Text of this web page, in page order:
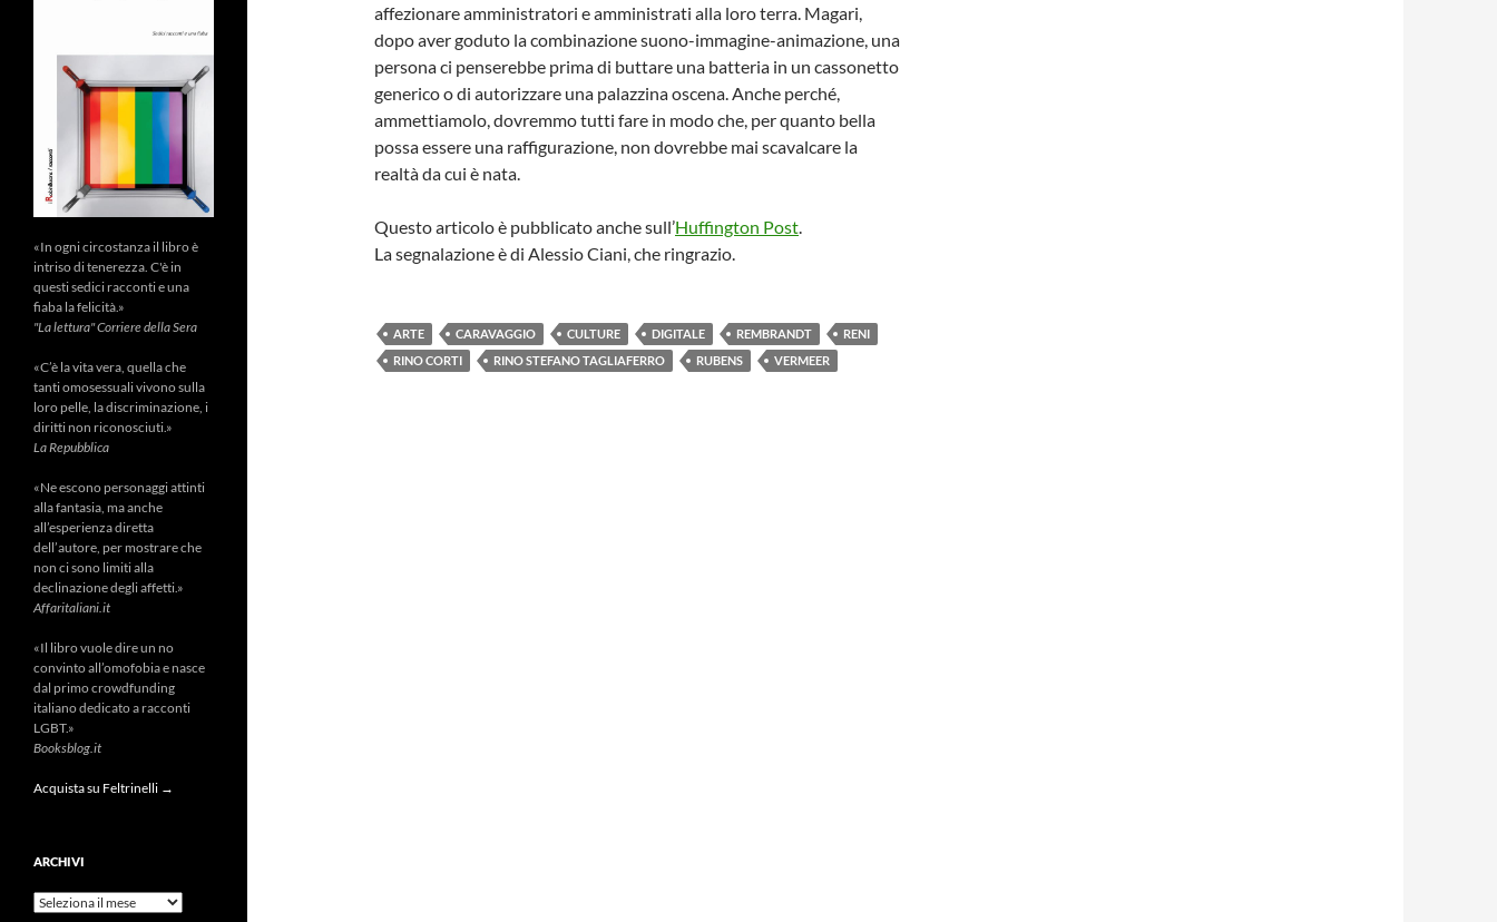
affezionare amministratori e amministrati alla loro terra. Magari,
dopo aver goduto la combinazione suono-immagine-animazione, una
persona ci penserebbe prima di buttare una batteria in un cassonetto
generico o di autorizzare una palazzina oscena. Anche perché,
ammettiamolo, dovremmo tutti fare in modo che, per quanto bella
possa essere una raffigurazione, non dovrebbe mai scavalcare la
realtà da cui è nata.
Questo articolo è pubblicato anche sull’Huffington Post
La segnalazione è di Alessio Ciani, che ringrazio.
ARTE CARAVAGGIO CULTURE DIGITALE REMBRANDT
RENI
RINO CORTI
RINO STEFANO TAGLIAFERRO RUBENS VERMEER
«In ogni circostanza il libro è
intriso di tenerezza. C'è in
questi sedici racconti e una
fiaba la felicità.»
"La lettura" Corriere della Sera
«C’è la vita vera, quella che
tanti omosessuali vivono sulla
loro pelle, la discriminazione, i
diritti non riconosciuti.»
La Repubblica
«Ne escono personaggi attinti
alla fantasia, ma anche
all’esperienza diretta
dell’autore, per mostrare che
non ci sono limiti alla
declinazione degli affetti.»
Affaritaliani.it
«Il libro vuole dire un no
convinto all’omofobia e nasce
dal primo crowdfunding
italiano dedicato a racconti
LGBT.»
Booksblog.it
Acquista su Feltrinelli →
ARCHIVI
Archivi